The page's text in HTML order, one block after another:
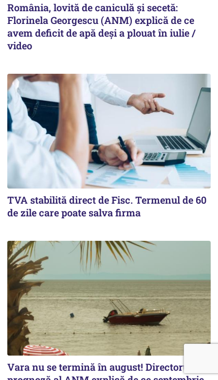
România, lovită de caniculă și secetă:
Florinela Georgescu (ANM) explică de ce
avem deficit de apă deși a plouat în iulie /
video
TVA stabilită direct de Fisc. Termenul de 60
de zile care poate salva firma
Vara nu se termină în august! Directorul de